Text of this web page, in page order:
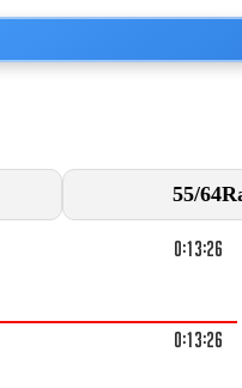
55/64
0:13:26
0:13:26